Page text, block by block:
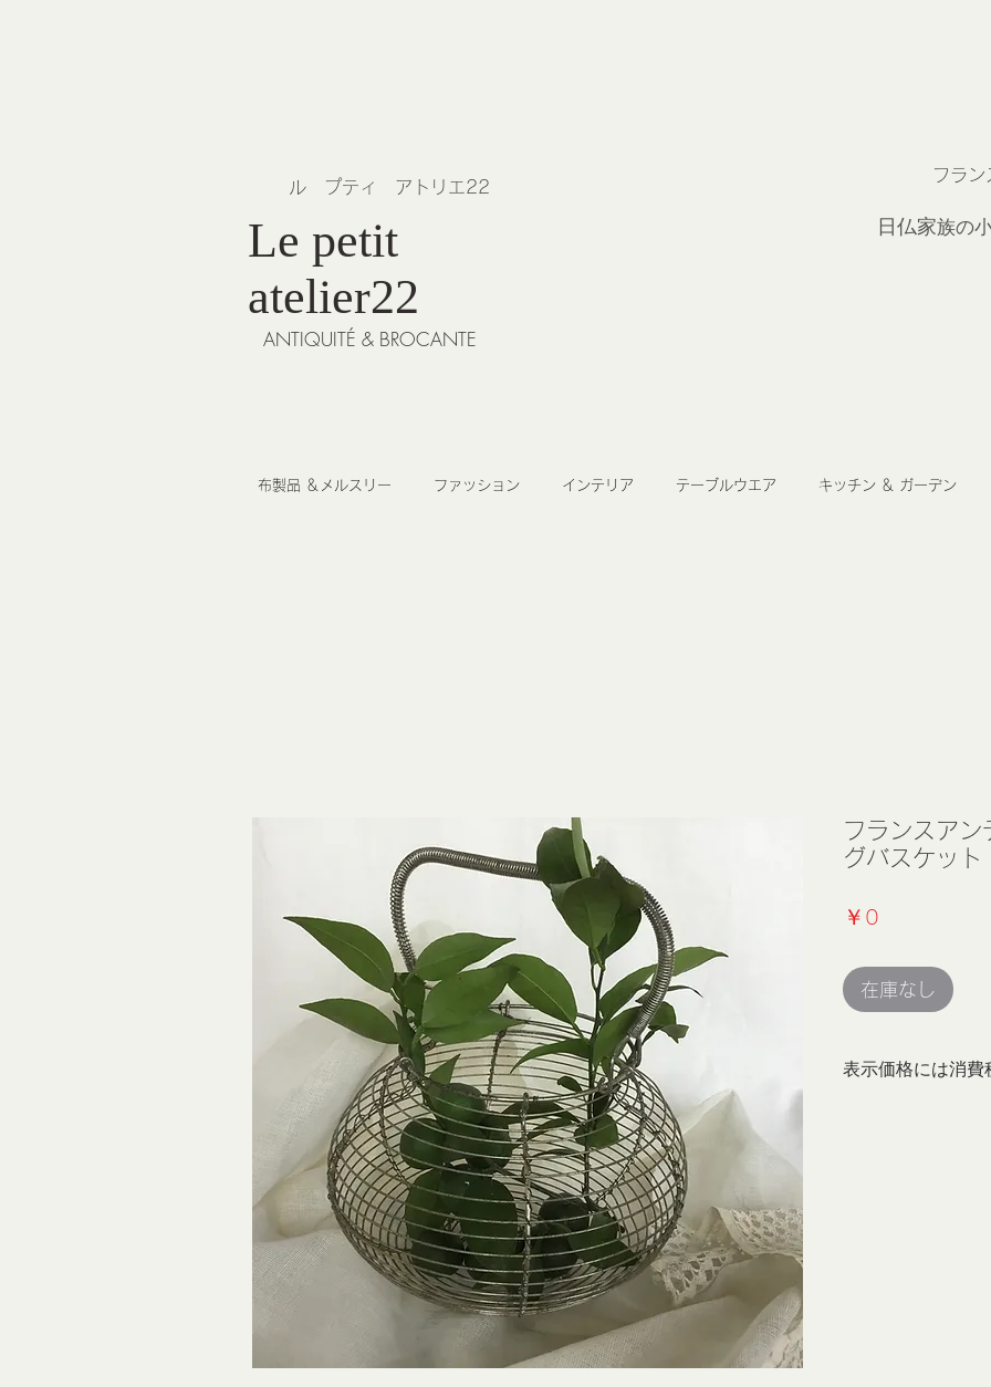
​ル プティ アトリエ22
Le petit
atelier22
ANTIQUITÉ & BROCANTE
フラン
日仏家族の
フランスアン
グバスケット
￥0
在庫なし
表示価格には消
布製品 ＆メルスリー ファッション インテリア テーブルウエア キッチン ＆ ガーデン